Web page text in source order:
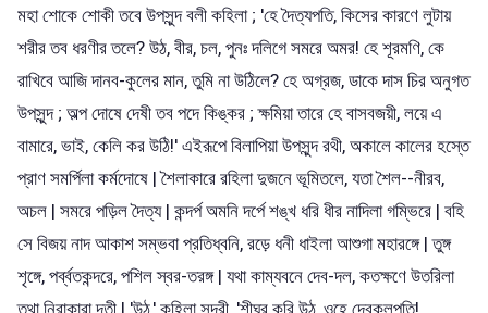
মহা শোকে শোকী তবে উপসুন্দ বলী কহিলা ; 'হে দৈত্যপতি, কিসের কারণে লুটায়
শরীর তব ধরণীর তলে? উঠ, বীর, চল, পুনঃ দলিগে সমরে অমর! হে শূরমণি, কে
রাখিবে আজি দানব-কুলের মান, তুমি না উঠিলে? হে অগ্রজ, ডাকে দাস চির অনুগত
উপসুন্দ ; অল্প দোষে দেষী তব পদে কিঙ্কর ; ক্ষমিয়া তারে হে বাসবজয়ী, লয়ে এ
বামারে, ভাই, কেলি কর উঠি!' এইরূপে বিলাপিয়া উপসুন্দ রথী, অকালে কালের হস্তে
প্রাণ সমর্পিলা কর্মদোষে | শৈলাকারে রহিলা দুজনে ভূমিতলে, যতা শৈল--নীরব,
অচল | সমরে পড়িল দৈত্য | কন্দর্প অমনি দর্পে শঙ্খ ধরি ধীর নাদিলা গম্ভিরে | বহি
সে বিজয় নাদ আকাশ সম্ভবা প্রতিধ্বনি, রড়ে ধনী ধাইলা আশুগা মহারঙ্গে | তুঙ্গ
শৃঙ্গে, পর্ব্বতকন্দরে, পশিল স্বর-তরঙ্গ | যথা কাম্যবনে দেব-দল, কতক্ষণে উতরিলা
তথা নিরাকারা দূতী | 'উঠ,' কহিলা সুন্দরী, 'শীঘ্র করি উঠ, ওহে দেবকুলপতি!